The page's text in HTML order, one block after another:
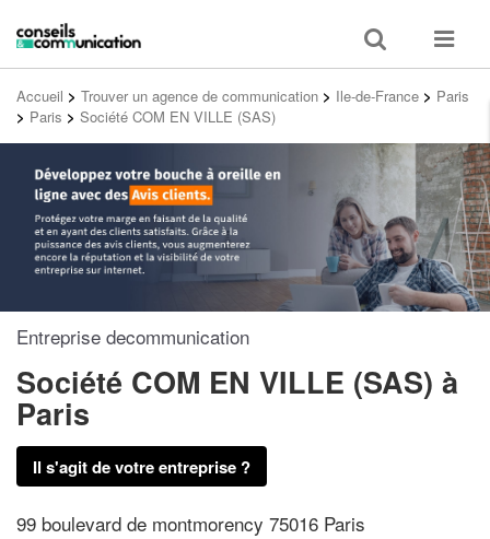
Toggle
search
Toggle
Accueil > Trouver un agence de communication > Ile-de-France > Paris
> Paris > Société COM EN VILLE (SAS)
Entreprise decommunication
Société COM EN VILLE (SAS) à
Paris
Il s'agit de votre entreprise ?
99 boulevard de montmorency 75016 Paris